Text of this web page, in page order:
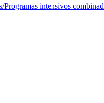
Programas intensivos